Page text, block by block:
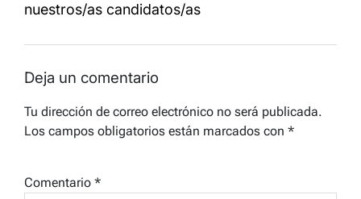
nuestros/as candidatos/as
Deja un comentario
Tu dirección de correo electrónico no será publicada.
Los campos obligatorios están marcados con *
Comentario *